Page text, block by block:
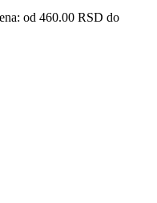
od 460.00 RSD do